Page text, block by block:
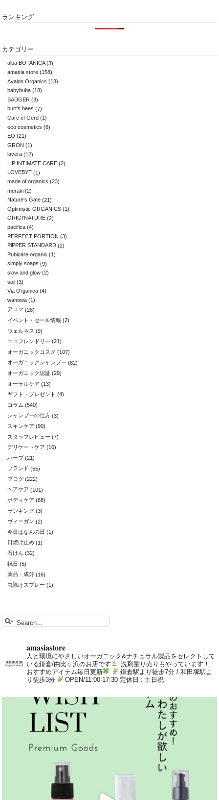
ランキング
カテゴリー
alba BOTANICA(3)
amasia store (158)
Avalon Organics (18)
babybuba (18)
BADGER (3)
burt's bees (7)
Care of Gerd (1)
eco cosmetics (6)
EO (21)
GRON (1)
lavera (12)
LIP INTIMATE CARE (2)
LOVEBYT (1)
made of organics (23)
meraki (2)
Nature's Gate (21)
Optimistic ORGANICS (1)
ORIGI'NATURE (2)
pacifica (4)
PERFECT PORTION (3)
PiPPER STANDARD (2)
Pubicare organic (1)
simply soaps (9)
slow and glow (2)
soil (3)
Via Organica (4)
wanowa (1)
アロマ (28)
イベント・セール情報 (2)
ウェルネス (9)
エコフレンドリー (21)
オーガニックコスメ (107)
オーガニックシャンプー (82)
オーガニック認証 (29)
オーラルケア (13)
ギフト・プレゼント (4)
コラム (540)
シャンプーの仕方 (3)
スキンケア (90)
スタッフレビュー (7)
デリケートケア (10)
ハーブ (21)
ブランド (55)
ブログ (222)
ヘアケア (101)
ボディケア (88)
ランキング (3)
ヴィーガン (2)
今日はなんの日 (1)
日焼け止め (1)
石けん (32)
祝日 (5)
薬品・成分 (16)
虫除けスプレー (1)
amasiastore
人と環境にやさしいオーガニック&ナチュラル製品をセレクトして
いる鎌倉/由比ヶ浜のお店です
洗剤量り売りもやっています！
おすすめアイテム毎日更新
鎌倉駅より徒歩7分 / 和田塚駅よ
り徒歩3分
OPEN/11:00-17:30 定休日 : 土日祝